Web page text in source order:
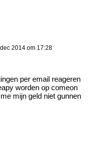
2014 om 17:28
per email reageren
worden op comeon
mijn geld niet gunnen